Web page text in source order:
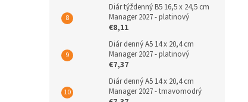
Diár týždenný B5 16,5 x 24,5 cm
Manager 2027 - platinový
€8,11
Diár denný A5 14 x 20,4 cm
Manager 2027 - platinový
€7,37
Diár denný A5 14 x 20,4 cm
Manager 2027 - tmavomodrý